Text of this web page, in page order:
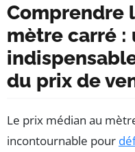
Comprendre
mètre carré :
du prix de
Le prix médian au
incontournable pour